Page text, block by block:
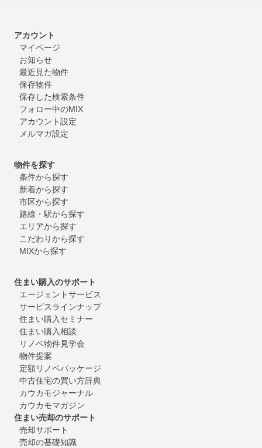
アカウント
マイページ
お知らせ
最近見た物件
保存物件
保存した検索条件
フォロー中のMIX
アカウント設定
メルマガ設定
物件を探す
条件から探す
新着から探す
市区から探す
路線・駅から探す
エリアから探す
こだわりから探す
MIXから探す
住まい購入のサポート
エージェントサービス
サービスラインナップ
住まい購入セミナー
住まい購入相談
リノベ物件見学会
物件提案
定額リノベパッケージ
中古住宅の買い方辞典
カウカモジャーナル
カウカモマガジン
住まい売却のサポート
売却サポート
売却の基礎知識